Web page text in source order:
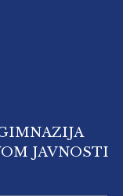
JAVNOSTI